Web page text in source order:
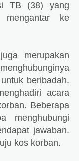
TB (38) yang
mengantar ke
merupakan
beribadah.
acara
Beberapa
menghubungi
jawaban.
kos korban.